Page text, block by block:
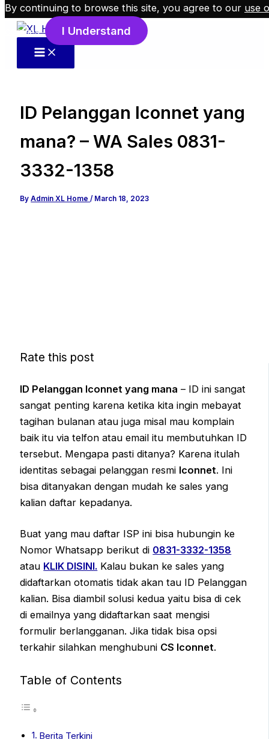
Skip to content
ID Pelanggan Iconnet yang
mana? – WA Sales 0831-
3332-1358
ByAdmin XL Home/ March 18, 2023
Rate this post
ID Pelanggan Iconnet yang mana – ID ini sangat
sangat penting karena ketika kita ingin mebayat
tagihan bulanan atau juga misal mau komplain
baik itu via telfon atau email itu membutuhkan ID
tersebut. Mengapa pasti ditanya? Karena itulah
identitas sebagai pelanggan resmi Iconnet. Ini
bisa ditanyakan dengan mudah ke sales yang
kalian daftar kepadanya.
Buat yang mau daftar ISP ini bisa hubungin ke
Nomor Whatsapp berikut di 0831-3332-1358
atau KLIK DISINI. Kalau bukan ke sales yang
didaftarkan otomatis tidak akan tau ID Pelanggan
kalian. Bisa diambil solusi kedua yaitu bisa di cek
di emailnya yang didaftarkan saat mengisi
formulir berlangganan. Jika tidak bisa opsi
terkahir silahkan menghubuni CS Iconnet.
Table of Contents
Berita Terkini
By continuing to browse this site, you agree to our use
cookies. I Understand